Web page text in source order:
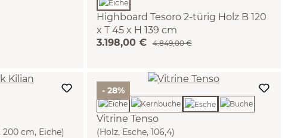
Highboard Tesoro 2-türig Holz B 120
x T 45 x H 139 cm
(Eiche)
3.198,00 € 4.849,00 €
cm, Eiche)
- 28%
Vitrine Tenso
(Holz, Esche, 106,4)